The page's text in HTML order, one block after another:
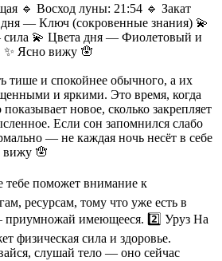
🔹 Восход луны: 21:54 🔹 Закат
— Ключ (сокровенные знания) 💫
💫 Цвета дня — Фиолетовый и
✨ Ясно вижу 🪬
тише и спокойнее обычного, а их
и яркими. Это время, когда
новое, сколько закрепляет
Если сон запомнился слабо
— не каждая ночь несёт в себе
вижу 🪬
тебе поможет внимание к
ресурсам, тому что уже есть в
имеющееся. 2️⃣ Уруз На
физическая сила и здоровье.
слушай тело — оно сейчас